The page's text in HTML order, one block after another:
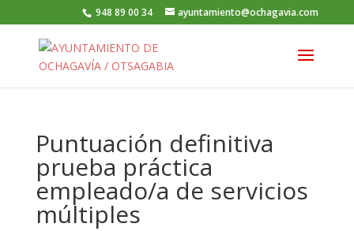
948 89 00 34 ayuntamiento@ochagavia.com
Puntuación definitiva
prueba práctica
empleado/a de servicios
múltiples